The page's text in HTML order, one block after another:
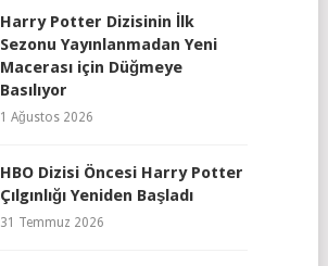
Harry Potter Dizisinin İlk
Sezonu Yayınlanmadan Yeni
Macerası için Düğmeye
Basılıyor
1 Ağustos 2026
HBO Dizisi Öncesi Harry Potter
Çılgınlığı Yeniden Başladı
31 Temmuz 2026